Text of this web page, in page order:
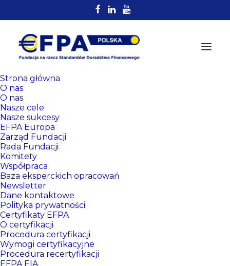
Strona główna
O nas
O nas
Nasze cele
Nasze sukcesy
EFPA Europa
Zarząd Fundacji
Rada Fundacji
Komitety
Współpraca
Baza eksperckich opracowań
Newsletter
Dane kontaktowe
Polityka prywatności
Certyfikaty EFPA
O certyfikacji
Procedura certyfikacji
Wymogi certyfikacyjne
Procedura recertyfikacji
EFPA EIA
Rejestr
Certyfikowanych
Doradców EFPA